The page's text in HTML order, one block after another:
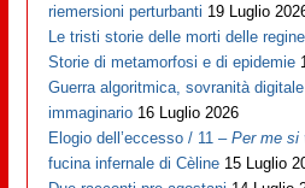
riemersioni perturbanti 19 Luglio
Le tristi storie delle morti delle regine
Storie di metamorfosi e di epidemie
Guerra algoritmica, sovranità
immaginario 16 Luglio 2026
Elogio dell’eccesso / 11 –Per me si
fucina infernale di Cèline 15 Luglio